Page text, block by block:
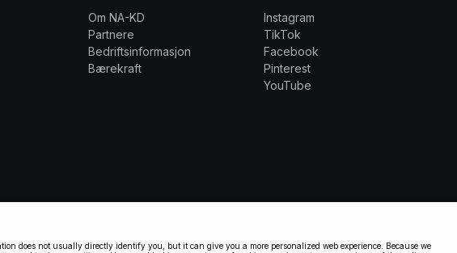
Om NA-KD
Partnere
Bedriftsinformasjon
Bærekraft
Instagram
TikTok
Facebook
Pinterest
YouTube